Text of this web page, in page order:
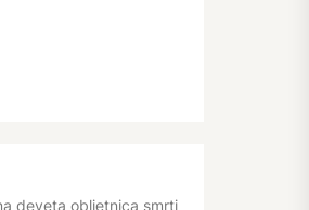
deveta obljetnica smrti